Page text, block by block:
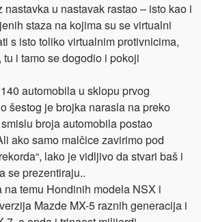
u nastavak rastao – isto kao i
staza na kojima su se virtualni
s isto toliko virtualnim protivnicima,
i tamo se dogodio i pokoji
automobila u sklopu prvog
šestog je brojka narasla na preko
broja automobila postao
ako samo malčice zavirimo pod
lako je vidljivo da stvari baš i
se prezentiraju..
temu Hondinih modela NSX i
Mazde MX-5 raznih generacija i